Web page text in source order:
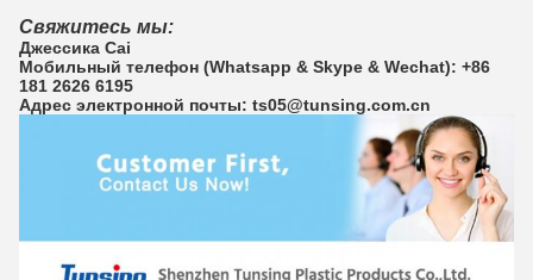
Свяжитесь мы:
Джессика Cai
Мобильный телефон (Whatsapp & Skype & Wechat): +86
181 2626 6195
Адрес электронной почты: ts05@tunsing.com.cn